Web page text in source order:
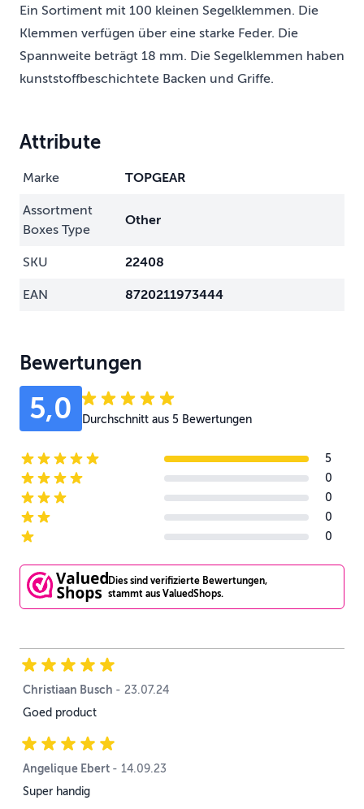
Ein Sortiment mit 100 kleinen Segelklemmen. Die
Klemmen verfügen über eine starke Feder. Die
Spannweite beträgt 18 mm. Die Segelklemmen haben
kunststoffbeschichtete Backen und Griffe.
Attribute
Marke TOPGEAR
Assortment
Boxes Type
Other
SKU 22408
EAN 8720211973444
Bewertungen
5,0 Durchschnitt aus 5 Bewertungen
5-star reviews
5
4-star reviews
0
3-star reviews
0
2-star reviews
0
1-star reviews
0
Dies sind verifizierte Bewertungen,
stammt aus ValuedShops.
Christiaan Busch - 23. Juli 2024
23.07.24
Goed product
Angelique Ebert - 14. September 2023
14.09.23
Super handig